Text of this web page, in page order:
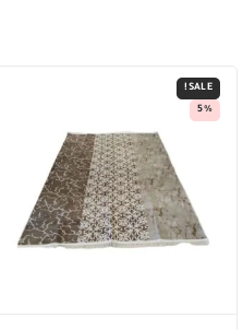
SALE!
5%